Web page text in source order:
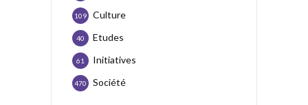
Culture
109
Etudes
40
Initiatives
61
Société
470